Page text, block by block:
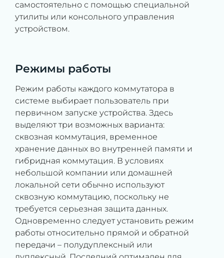
самостоятельно с помощью специальной
утилиты или консольного управления
устройством.
Режимы работы
Режим работы каждого коммутатора в
системе выбирает пользователь при
первичном запуске устройства. Здесь
выделяют три возможных варианта:
сквозная коммутация, временное
хранение данных во внутренней памяти и
гибридная коммутация. В условиях
небольшой компании или домашней
локальной сети обычно используют
сквозную коммутацию, поскольку не
требуется серьезная защита данных.
Одновременно следует установить режим
работы относительно прямой и обратной
передачи – полудуплексный или